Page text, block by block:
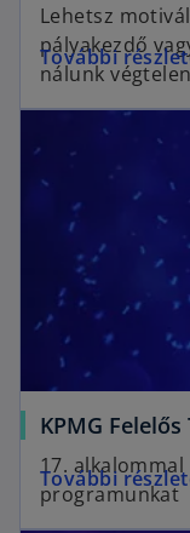
Lehetsz
pályakezdő
nálunk
További
KPMG
17.
programunkat
További